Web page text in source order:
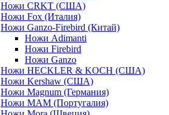
Ножи CRKT (США)
Ножи Fox (Италия)
Ножи Ganzo-Firebird (Китай)
Ножи Adimanti
Ножи Firebird
Ножи Ganzo
Ножи HECKLER & KOCH (США)
Ножи Kershaw (США)
Ножи Magnum (Германия)
Ножи MAM (Португалия)